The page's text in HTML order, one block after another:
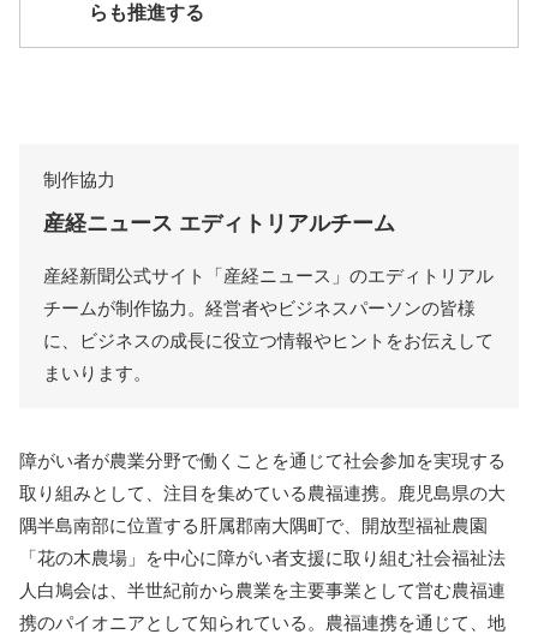
らも推進する
制作協力
産経ニュース エディトリアルチーム
産経新聞公式サイト「産経ニュース」のエディトリアル
チームが制作協力。経営者やビジネスパーソンの皆様
に、ビジネスの成長に役立つ情報やヒントをお伝えして
まいります。
障がい者が農業分野で働くことを通じて社会参加を実現する
取り組みとして、注目を集めている農福連携。鹿児島県の大
隅半島南部に位置する肝属郡南大隅町で、開放型福祉農園
「花の木農場」を中心に障がい者支援に取り組む社会福祉法
人白鳩会は、半世紀前から農業を主要事業として営む農福連
携のパイオニアとして知られている。農福連携を通じて、地